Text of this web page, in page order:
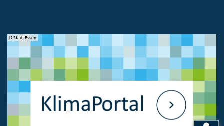
© Stadt Essen